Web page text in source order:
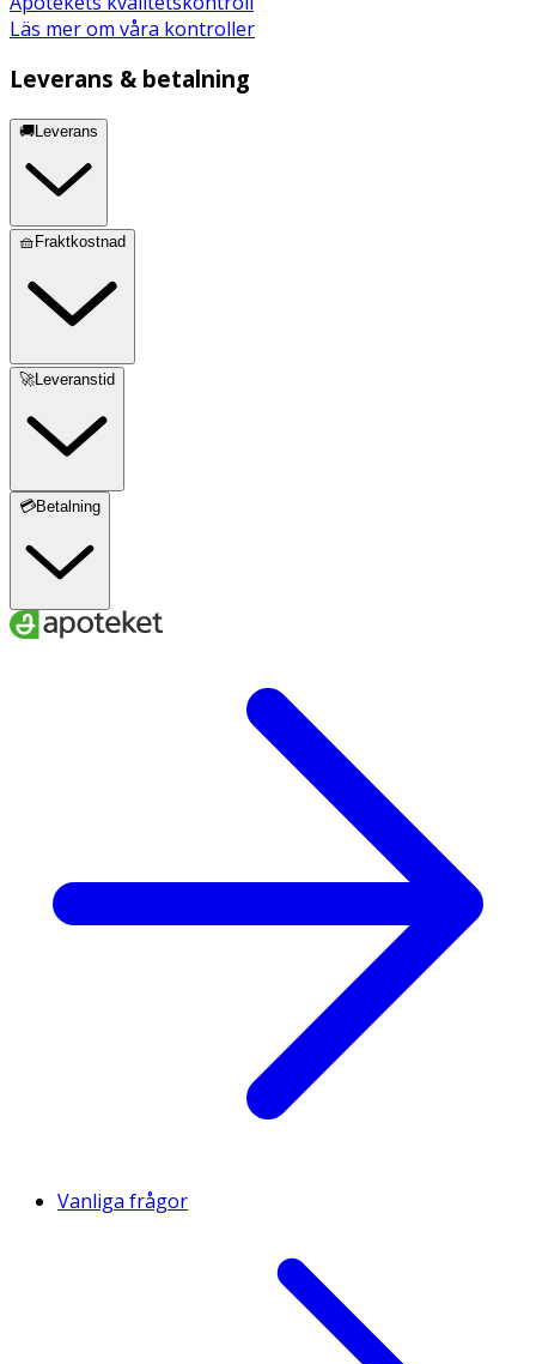
Läs mer om våra kontroller
Leverans & betalning
🚚Leverans
🧺Fraktkostnad
🚀Leveranstid
💳Betalning
Vanliga frågor